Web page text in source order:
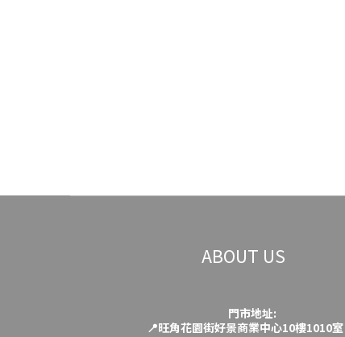
ABOUT US
門市地址:
📍旺角花園街好景商業中心10樓1010室